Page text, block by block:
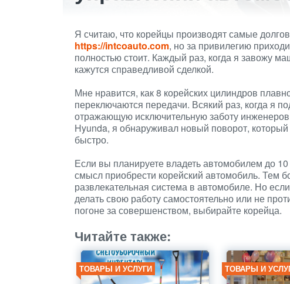
Я считаю, что корейцы производят самые
https://intcoauto.com, но за привилегию
полностью стоит. Каждый раз, когда я завожу
кажутся справедливой сделкой.
Мне нравится, как 8 корейских цилиндров
переключаются передачи. Всякий раз, когда я
отражающую исключительную заботу
Hyunda, я обнаруживал новый поворот,
быстро.
Если вы планируете владеть автомобилем до
смысл приобрести корейский автомобиль. Тем
развлекательная система в автомобиле. Но
делать свою работу самостоятельно или не
погоне за совершенством, выбирайте корейца.
Читайте также:
ТОВАРЫ И УСЛУГИ ТОВАРЫ И